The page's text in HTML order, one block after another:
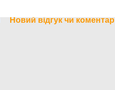
Новий відгук чи коментар